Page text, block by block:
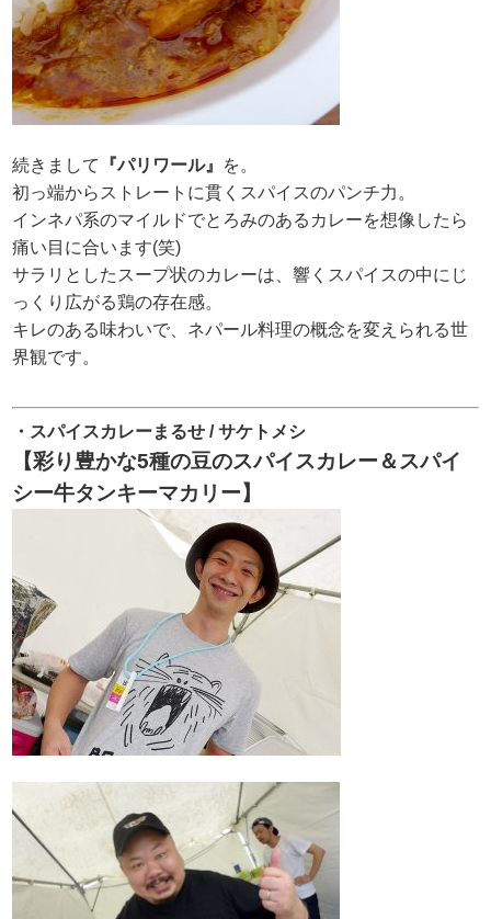
続きまして 『パリワール』
を。
初っ端からストレートに貫くスパイスのパンチ力。
インネパ系のマイルドでとろみのあるカレーを想像したら
痛い目に合います(笑)
サラリとしたスープ状のカレーは、響くスパイスの中にじ
っくり広がる鶏の存在感。
キレのある味わいで、ネパール料理の概念を変えられる世
界観です。
・スパイスカレーまるせ / サケトメシ
【彩り豊かな5種の豆のスパイスカレー＆スパイ
シー牛タンキーマカリー】